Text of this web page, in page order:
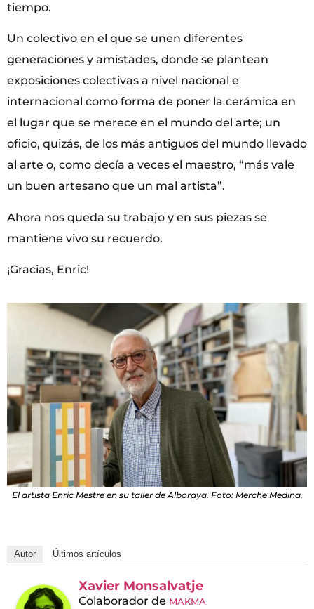
tiempo.
Un colectivo en el que se unen diferentes
generaciones y amistades, donde se plantean
exposiciones colectivas a nivel nacional e
internacional como forma de poner la cerámica en
el lugar que se merece en el mundo del arte; un
oficio, quizás, de los más antiguos del mundo llevado
al arte o, como decía a veces el maestro, “más vale
un buen artesano que un mal artista”.
Ahora nos queda su trabajo y en sus piezas se
mantiene vivo su recuerdo.
¡Gracias, Enric!
El artista Enric Mestre en su taller de Alboraya. Foto: Merche Medina.
Autor Últimos artículos
Xavier Monsalvatje
Colaborador de MAKMA